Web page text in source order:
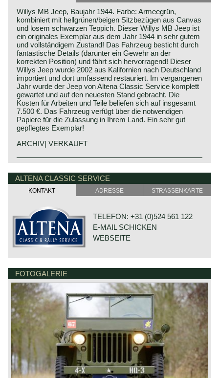
Willys MB Jeep, Baujahr 1944. Farbe: Armeegrün,
kombiniert mit hellgrünen/beigen Sitzbezügen aus Canvas
und losem schwarzen Teppich. Dieser Willys MB Jeep ist
ein originales Exemplar aus dem Jahr 1944 in sehr gutem
und vollständigem Zustand! Das Fahrzeug besticht durch
fantastische Details (darunter ein Gewehr an der
korrekten Position) und fährt sich hervorragend! Dieser
Willys Jeep wurde 2002 aus Kalifornien nach Deutschland
importiert und dort umfassend restauriert. Im vergangenen
Jahr wurde der Jeep von Altena Classic Service komplett
gewartet und auf den neuesten Stand gebracht. Die
Kosten für Arbeiten und Teile beliefen sich auf insgesamt
7.500 €. Das Fahrzeug verfügt über die notwendigen
Papiere für die Zulassung in Ihrem Land. Ein sehr gut
gepflegtes Exemplar!
ARCHIV| VERKAUFT
Technical data:
Four cylinder in-line engine with side valves.
cylinder capacity: 2199 cc
Induction: 1 carburettor
gearbox: 3-speed manual with high and low gearing
brakes: drum brakes around
weight (empty): 1060 kg
ALTENA CLASSIC SERVICE
KONTAKT ADRESSE STRASSENKARTE
TELEFON: +31 (0)524 561 122
E-MAIL SCHICKEN
WEBSEITE
7784 DK GRAMSBERGEN
NIEDERLANDE
FOTOGALERIE